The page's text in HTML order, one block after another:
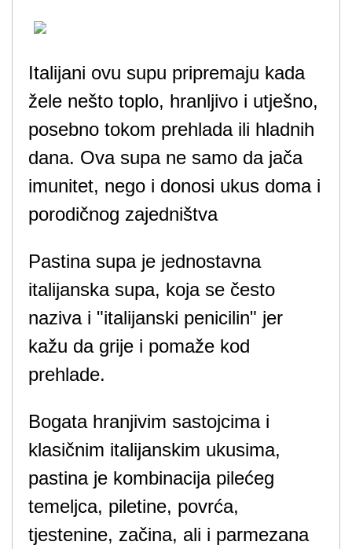
Italijani ovu supu pripremaju kada
žele nešto toplo, hranljivo i utješno,
posebno tokom prehlada ili hladnih
dana. Ova supa ne samo da jača
imunitet, nego i donosi ukus doma i
porodičnog zajedništva
Pastina supa je jednostavna
italijanska supa, koja se često
naziva i "italijanski penicilin" jer
kažu da grije i pomaže kod
prehlade.
Bogata hranjivim sastojcima i
klasičnim italijanskim ukusima,
pastina je kombinacija pilećeg
temeljca, piletine, povrća,
tjestenine, začina, ali i parmezana